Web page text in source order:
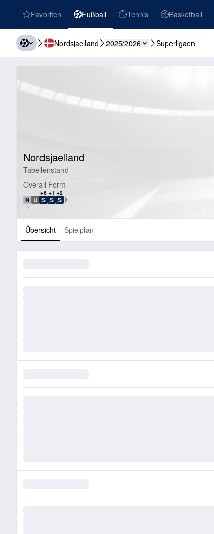
favorites
Favoriten Fußball
Fußball Tennis
Tennis Basketball
Basketball
Nordsjaelland 2025/2026 Superligaen
Nordsjaelland
Tabellenstand
Overall Form
N
-1
U
+6
S
+1
S
+2
SSNU-Richtung
Übersicht Spielplan